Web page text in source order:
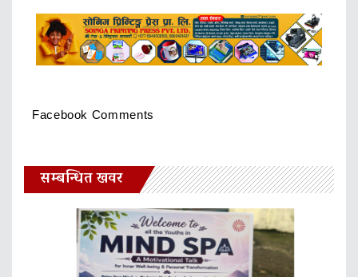
Facebook Comments
सम्बन्धित खवर